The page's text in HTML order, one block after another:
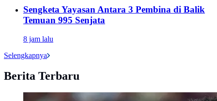
Sengketa Yayasan Antara 3 Pembina di Balik
Temuan 995 Senjata
8 jam lalu
Selengkapnya
Berita Terbaru